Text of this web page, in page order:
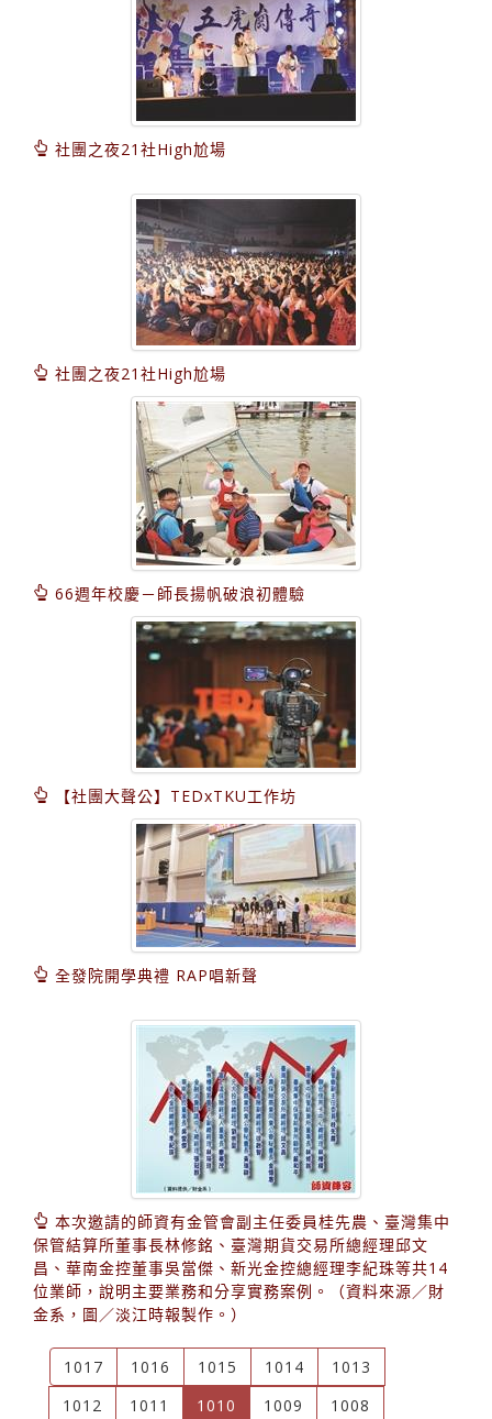
社團之夜21社High尬場
社團之夜21社High尬場
66週年校慶－師長揚帆破浪初體驗
【社團大聲公】TEDxTKU工作坊
全發院開學典禮 RAP唱新聲
本次邀請的師資有金管會副主任委員桂先農、臺灣集中
保管結算所董事長林修銘、臺灣期貨交易所總經理邱文
昌、華南金控董事吳當傑、新光金控總經理李紀珠等共14
位業師，說明主要業務和分享實務案例。（資料來源／財
金系，圖／淡江時報製作。）
1017 1016 1015 1014
1013
1012
1011 1010 (current)
1009 1008